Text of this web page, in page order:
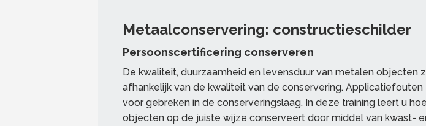
Metaalconservering: constructieschilder
Persoonscertificering conserveren
De kwaliteit, duurzaamheid en levensduur van metalen objecten
afhankelijk van de kwaliteit van de conservering. Applicatiefouten
voor gebreken in de conserveringslaag. In deze training leert u
objecten op de juiste wijze conserveert door middel van kwast-